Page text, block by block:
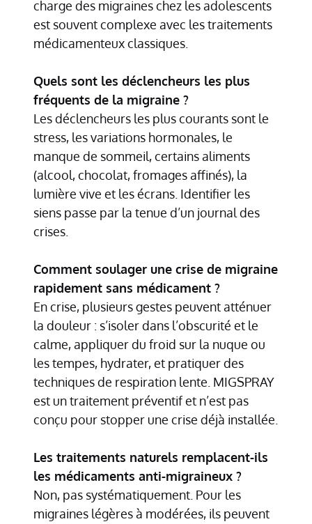
charge des migraines chez les adolescents
est souvent complexe avec les traitements
médicamenteux classiques.
Quels sont les déclencheurs les plus
fréquents de la migraine ?
Les déclencheurs les plus courants sont le
stress, les variations hormonales, le
manque de sommeil, certains aliments
(alcool, chocolat, fromages affinés), la
lumière vive et les écrans. Identifier les
siens passe par la tenue d’un journal des
crises.
Comment soulager une crise de migraine
rapidement sans médicament ?
En crise, plusieurs gestes peuvent atténuer
la douleur : s’isoler dans l’obscurité et le
calme, appliquer du froid sur la nuque ou
les tempes, hydrater, et pratiquer des
techniques de respiration lente. MIGSPRAY
est un traitement préventif et n’est pas
conçu pour stopper une crise déjà installée.
Les traitements naturels remplacent-ils
les médicaments anti-migraineux ?
Non, pas systématiquement. Pour les
migraines légères à modérées, ils peuvent